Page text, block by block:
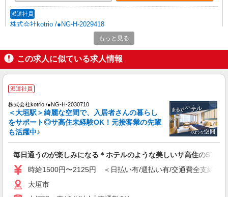
派遣社員
株式会社kotrio /●NG-H-2029418
夕方までのデイサービス☆車の運転できる方優
遇【大垣駅】
時給1500円〜2125円 ＜日払い有/週払い有/交
通費全支給(ガソリン代含む)＞
キープ 詳細を見る
派遣社員
株式会社kotrio /●NG-H-1992404
ど＊大垣駅/日払いOK
時給1500円〜2125円 ＜日払い有/週払い有/交
もっと見る
この求人に似ている求人情報
派遣社員
株式会社kotrio /●NG-H-2030710
＜大垣駅＞綺麗な空間で、入居者さんの暮らし
をサポート◎サ高住未経験OK！元接客業の先輩
も活躍中♪
毎日通うのが楽しみになる＊ホテルのような美しいサ高住のSTAFF
時給1500円〜2125円 ＜日払い有/週払い有/交通費全支給(ガ
大垣市